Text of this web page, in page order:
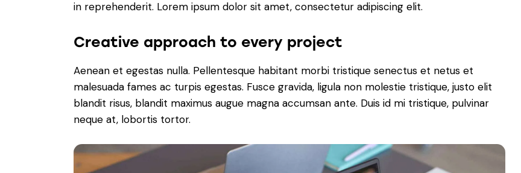
in reprehenderit. Lorem ipsum dolor sit amet, consectetur adipiscing elit.
Creative approach to every project
Aenean et egestas nulla. Pellentesque habitant morbi tristique senectus et netus et
malesuada fames ac turpis egestas. Fusce gravida, ligula non molestie tristique, justo elit
blandit risus, blandit maximus augue magna accumsan ante. Duis id mi tristique, pulvinar
neque at, lobortis tortor.